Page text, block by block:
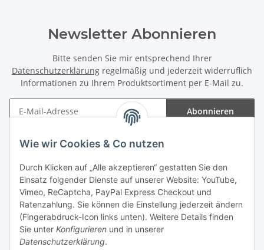
Wie wir Cookies & Co nutzen
Durch Klicken auf „Alle akzeptieren“ gestatten Sie den
Einsatz folgender Dienste auf unserer Website: YouTube,
Vimeo, ReCaptcha, PayPal Express Checkout und
Ratenzahlung. Sie können die Einstellung jederzeit ändern
(Fingerabdruck-Icon links unten). Weitere Details finden
Sie unter Konfigurieren und in unserer
Datenschutzerklärung.
Newsletter Abonnieren
Bitte senden Sie mir entsprechend Ihrer
Datenschutzerklärung regelmäßig und jederzeit widerruflich
Informationen zu Ihrem Produktsortiment per E-Mail zu.
Abonnieren
Gesetzliche Informationen
Vertrag widerrufen